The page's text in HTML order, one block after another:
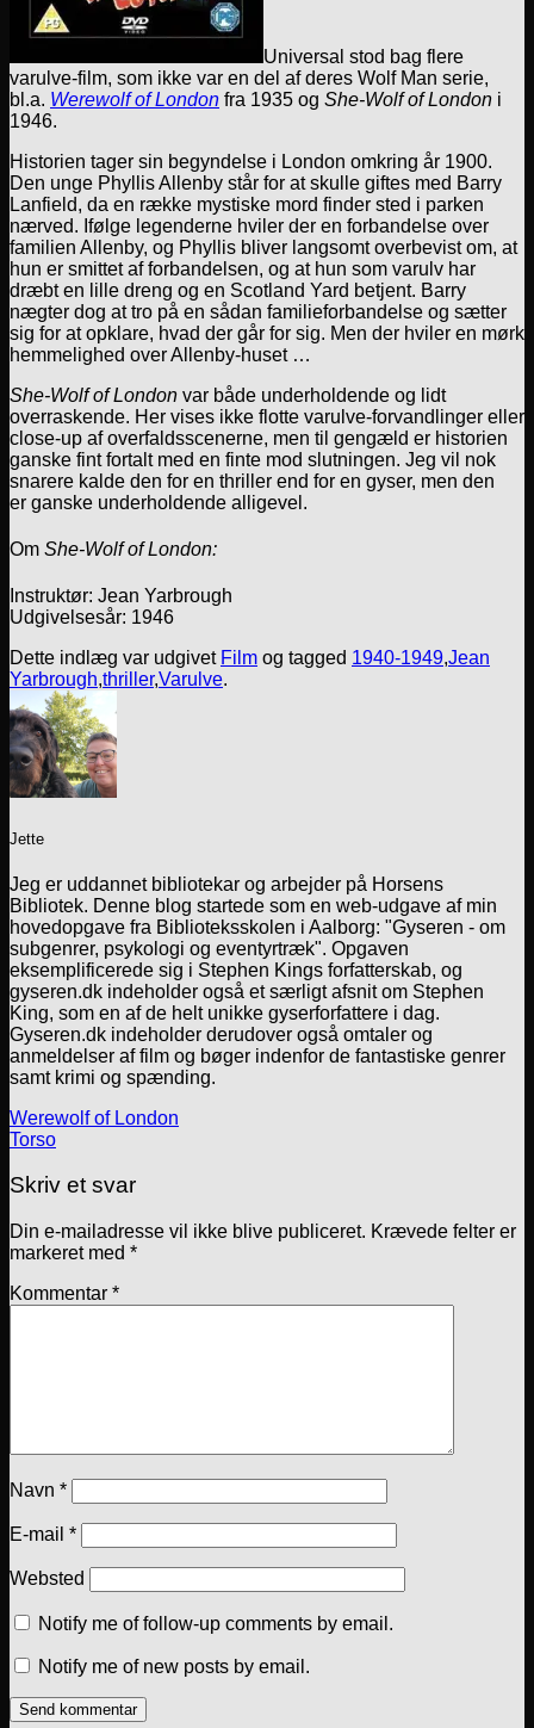
Universal stod bag flere
varulve-film, som ikke var en del af deres Wolf Man serie,
bl.a. Werewolf of London fra 1935 og She-Wolf of London i
1946.
Historien tager sin begyndelse i London omkring år 1900.
Den unge Phyllis Allenby står for at skulle giftes med Barry
Lanfield, da en række mystiske mord finder sted i parken
nærved. Ifølge legenderne hviler der en forbandelse over
familien Allenby, og Phyllis bliver langsomt overbevist om, at
hun er smittet af forbandelsen, og at hun som varulv har
dræbt en lille dreng og en Scotland Yard betjent. Barry
nægter dog at tro på en sådan familieforbandelse og sætter
sig for at opklare, hvad der går for sig. Men der hviler en mørk
hemmelighed over Allenby-huset …
She-Wolf of London var både underholdende og lidt
overraskende. Her vises ikke flotte varulve-forvandlinger eller
close-up af overfaldsscenerne, men til gengæld er historien
ganske fint fortalt med en finte mod slutningen. Jeg vil nok
snarere kalde den for en thriller end for en gyser, men den
er ganske underholdende alligevel.
Om She-Wolf of London:
Instruktør: Jean Yarbrough
Udgivelsesår: 1946
Dette indlæg var udgivet Film og tagged 1940-1949,Jean
Yarbrough,thriller,Varulve.
Jette
Jeg er uddannet bibliotekar og arbejder på Horsens
Bibliotek. Denne blog startede som en web-udgave af min
hovedopgave fra Biblioteksskolen i Aalborg: "Gyseren - om
subgenrer, psykologi og eventyrtræk". Opgaven
eksemplificerede sig i Stephen Kings forfatterskab, og
gyseren.dk indeholder også et særligt afsnit om Stephen
King, som en af de helt unikke gyserforfattere i dag.
Gyseren.dk indeholder derudover også omtaler og
anmeldelser af film og bøger indenfor de fantastiske genrer
samt krimi og spænding.
Werewolf of London
Torso
Skriv et svar
Din e-mailadresse vil ikke blive publiceret. Krævede felter er
markeret med *
Kommentar *
Navn *
E-mail *
Websted
Notify me of follow-up comments by email.
Notify me of new posts by email.